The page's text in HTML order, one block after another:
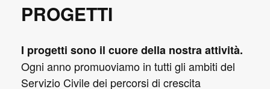
PROGETTI
I progetti sono il cuore della nostra attività.
Ogni anno promuoviamo in tutti gli ambiti del
Servizio Civile dei percorsi di crescita